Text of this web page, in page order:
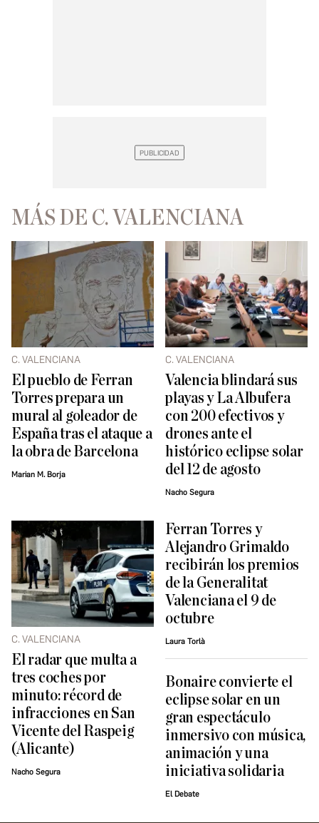
MÁS DE C. VALENCIANA
C. VALENCIANA
El pueblo de Ferran
Torres prepara un
mural al goleador de
España tras el ataque a
la obra de Barcelona
Marian M. Borja
C. VALENCIANA
Valencia blindará sus
playas y La Albufera
con 200 efectivos y
drones ante el
histórico eclipse solar
del 12 de agosto
Nacho Segura
C. VALENCIANA
El radar que multa a
tres coches por
minuto: récord de
infracciones en San
Vicente del Raspeig
(Alicante)
Nacho Segura
Ferran Torres y
Alejandro Grimaldo
recibirán los premios
de la Generalitat
Valenciana el 9 de
octubre
Laura Torlà
Bonaire convierte el
eclipse solar en un
gran espectáculo
inmersivo con música,
animación y una
iniciativa solidaria
El Debate